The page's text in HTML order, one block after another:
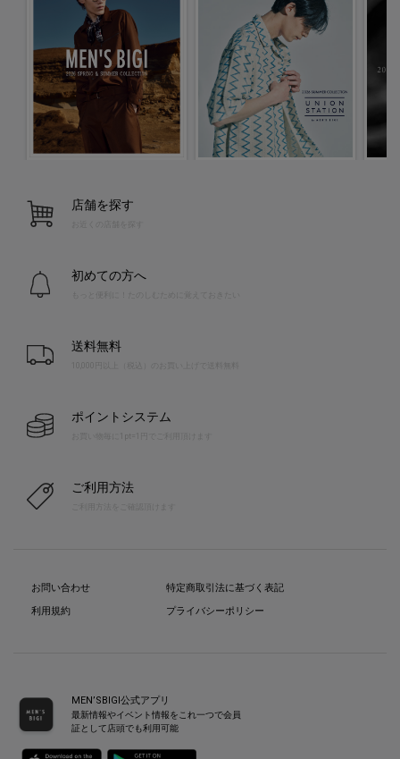
店舗を探す
お近くの店舗を探す
初めての方へ
送料無料
10,000円以上（税込）のお買い上げで送料無料
ポイントシステム
お買い物毎に1pt=1円でご利用頂けます
ご利用方法
お問い合わせ
利用規約
特定商取引法に基づく表記
プライバシーポリシー
MEN’SBIGI公式アプリ
最新情報やイベント情報をこれ一つで会員
証として店頭でも利用可能